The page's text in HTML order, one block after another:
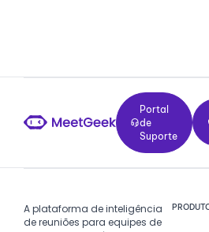
Portal
de
Suporte
Portal de Suporte
A plataforma de inteligência
de reuniões para equipes de